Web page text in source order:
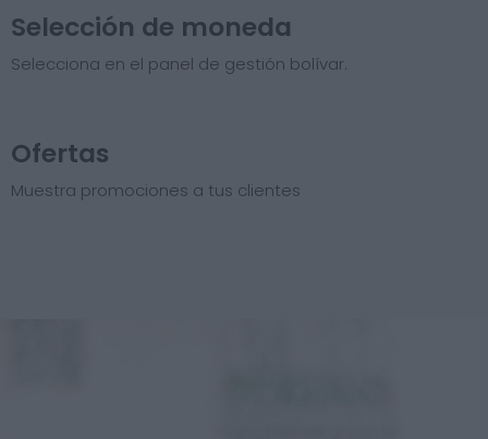
Selección de moneda
Selecciona en el panel de gestión bolívar.
Ofertas
Muestra promociones a tus clientes